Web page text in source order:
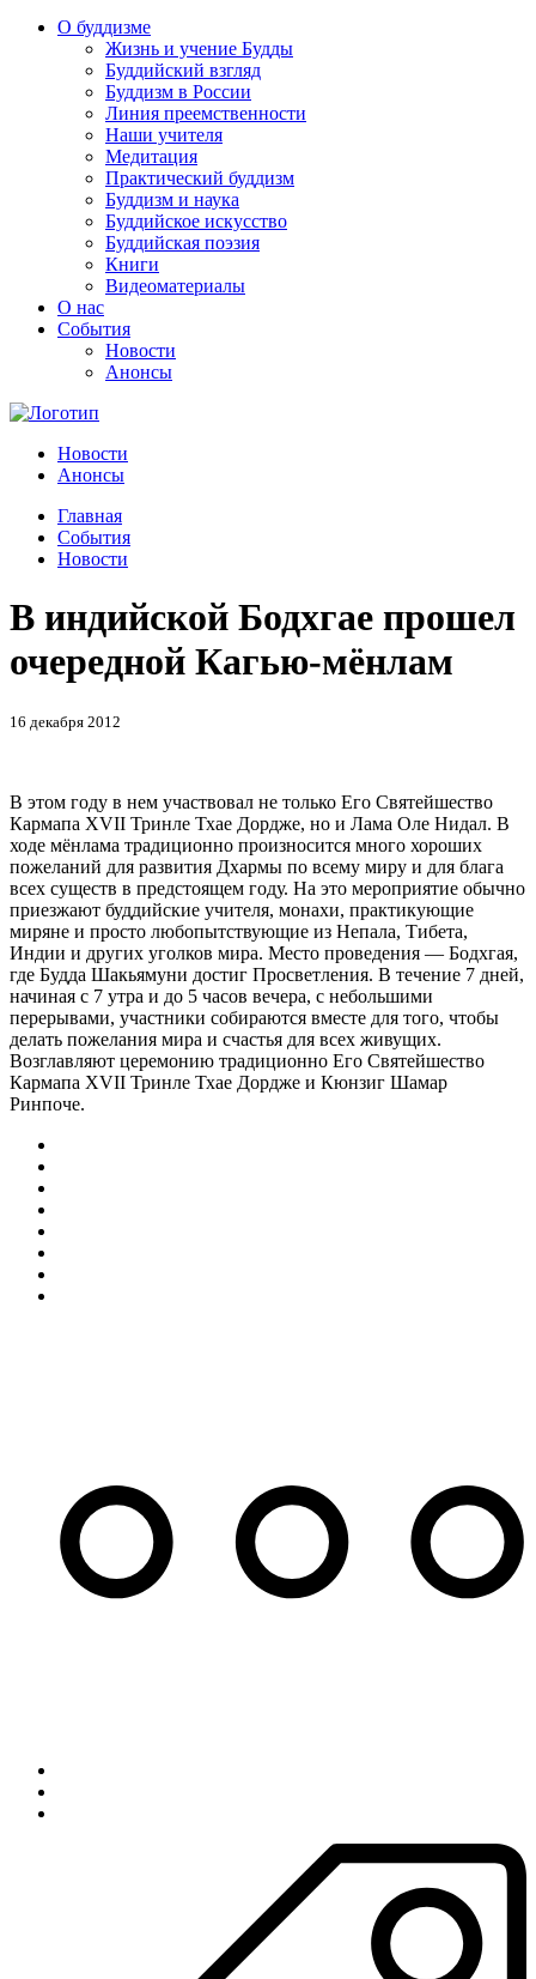
О буддизме
Жизнь и учение Будды
Буддийский взгляд
Буддизм в России
Линия преемственности
Наши учителя
Медитация
Практический буддизм
Буддизм и наука
Буддийское искусство
Буддийская поэзия
Книги
Видеоматериалы
О нас
События
Новости
Анонсы
Новости
Анонсы
Главная
События
Новости
В индийской Бодхгае прошел
очередной Кагью-мёнлам
16 декабря 2012
В этом году в нем участвовал не только Его Святейшество
Кармапа XVII Тринле Тхае Дордже, но и Лама Оле Нидал. В
ходе мёнлама традиционно произносится много хороших
пожеланий для развития Дхармы по всему миру и для блага
всех существ в предстоящем году. На это мероприятие обычно
приезжают буддийские учителя, монахи, практикующие
миряне и просто любопытствующие из Непала, Тибета,
Индии и других уголков мира. Место проведения — Бодхгая,
где Будда Шакьямуни достиг Просветления. В течение 7 дней,
начиная с 7 утра и до 5 часов вечера, с небольшими
перерывами, участники собираются вместе для того, чтобы
делать пожелания мира и счастья для всех живущих.
Возглавляют церемонию традиционно Его Святейшество
Кармапа XVII Тринле Тхае Дордже и Кюнзиг Шамар
Ринпоче.